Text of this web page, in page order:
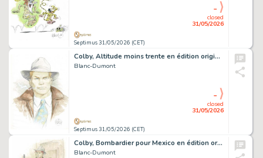
Septimus 31/05/2026 (CET)
closed
31/05/2026
-
Colby, Altitude moins trente en édition originale, agrémenté d’une dédicace. Proche de l’état neuf.
Blanc-Dumont
Septimus 31/05/2026 (CET)
closed
31/05/2026
-
Colby, Bombardier pour Mexico en édition originale, agrémenté d’une dédicace. Proche de l’état neuf.
Blanc-Dumont